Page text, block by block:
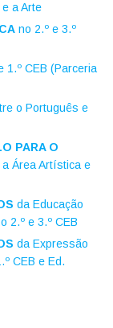
a Arte
no 2.º e 3.º
1.º CEB (Parceria
o Português e
PARA O
Área Artística e
da Educação
2.º e 3.º CEB
da Expressão
CEB e Ed.